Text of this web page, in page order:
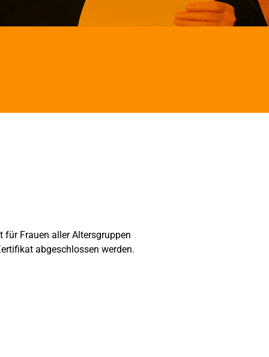
Frauen aller Altersgruppen
abgeschlossen werden.